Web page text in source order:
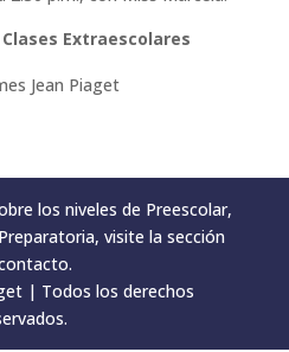
Extraescolares
los niveles de Preescolar,
visite la sección
| Todos los derechos